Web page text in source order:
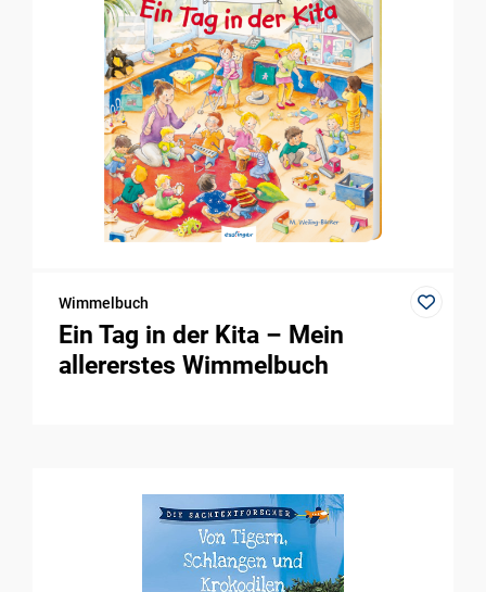
Wimmelbuch
Ein Tag in der Kita – Mein
allererstes Wimmelbuch